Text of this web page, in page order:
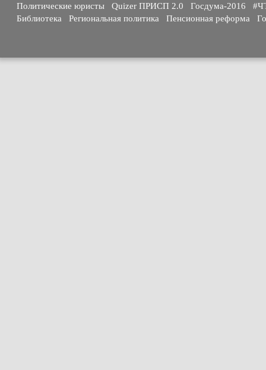
Политические юристы
Quizer ПРИСП 2.0 Госдума-2016
Библиотека
Региональная политика Пенсионная реформа